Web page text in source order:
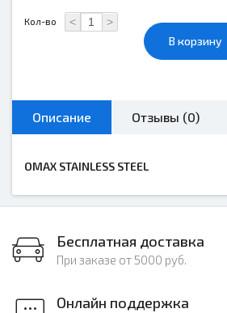
Кол-во < >
В корзину
Описание Отзывы (0)
OMAX STAINLESS STEEL
Бесплатная доставка
При заказе от 5000 руб.
Онлайн поддержка